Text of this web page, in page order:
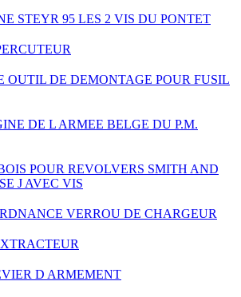
STEYR 95 LES 2 VIS DU PONTET
OUTIL DE DEMONTAGE POUR FUSIL
DE L ARMEE BELGE DU P.M.
POUR REVOLVERS SMITH AND
J AVEC VIS
VERROU DE CHARGEUR
D ARMEMENT